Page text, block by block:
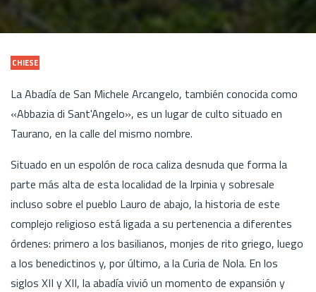
CHIESE
La Abadía de San Michele Arcangelo, también conocida como
«Abbazia di Sant'Angelo», es un lugar de culto situado en
Taurano, en la calle del mismo nombre.
Situado en un espolón de roca caliza desnuda que forma la
parte más alta de esta localidad de la Irpinia y sobresale
incluso sobre el pueblo Lauro de abajo, la historia de este
complejo religioso está ligada a su pertenencia a diferentes
órdenes: primero a los basilianos, monjes de rito griego, luego
a los benedictinos y, por último, a la Curia de Nola. En los
siglos XII y XII, la abadía vivió un momento de expansión y